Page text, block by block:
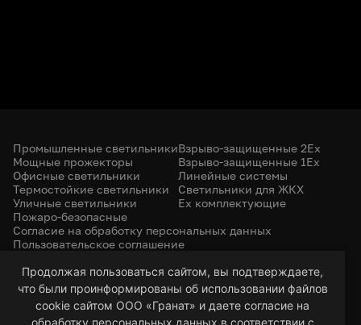
Продолжая пользоваться сайтом, вы подтверждаете,
что были проинформированы об использовании файлов
cookie сайтом ООО «Гранат» и даете согласие на
обработку персональных данных в соответствии с
Промышленные светильники
Мощные прожекторы
Офисные светильники
Термостойкие светильники
Уличные светильники
Пожаро-безопасные
Взрыво-защищенные 2Ex
Взрыво-защищенные 1Ex
Линейные системы
Светильники для ЖКХ
Ex комплектующие
Согласие на обработку персональных данных
Пользовательское соглашение
+7 (385) 299-31-31
led-22@bk.ru
г. Барнаул, 656053
ул. Северо-Западная, 57/99